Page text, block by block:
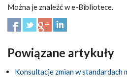
Można je znaleźć w e-Bibliotece.
Powiązane artykuły
Konsultacje zmian w standardach